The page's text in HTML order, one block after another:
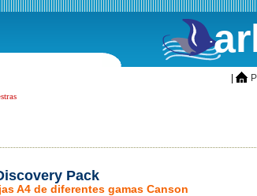
Pack
A4 de diferentes gamas Canson